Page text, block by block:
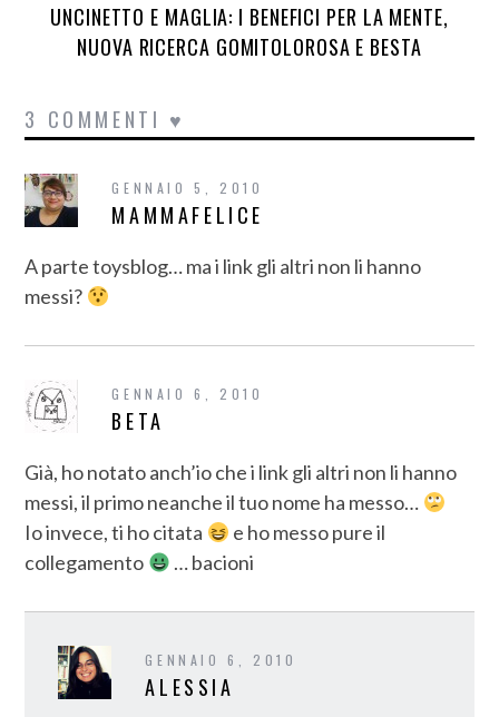
UNCINETTO E MAGLIA: I BENEFICI PER LA MENTE,
NUOVA RICERCA GOMITOLOROSA E BESTA
3 COMMENTI ♥
GENNAIO 5, 2010
MAMMAFELICE
A parte toysblog… ma i link gli altri non li hanno
messi?
GENNAIO 6, 2010
BETA
Già, ho notato anch’io che i link gli altri non li hanno
messi, il primo neanche il tuo nome ha messo…
Io invece, ti ho citata
e ho messo pure il
collegamento
… bacioni
GENNAIO 6, 2010
ALESSIA